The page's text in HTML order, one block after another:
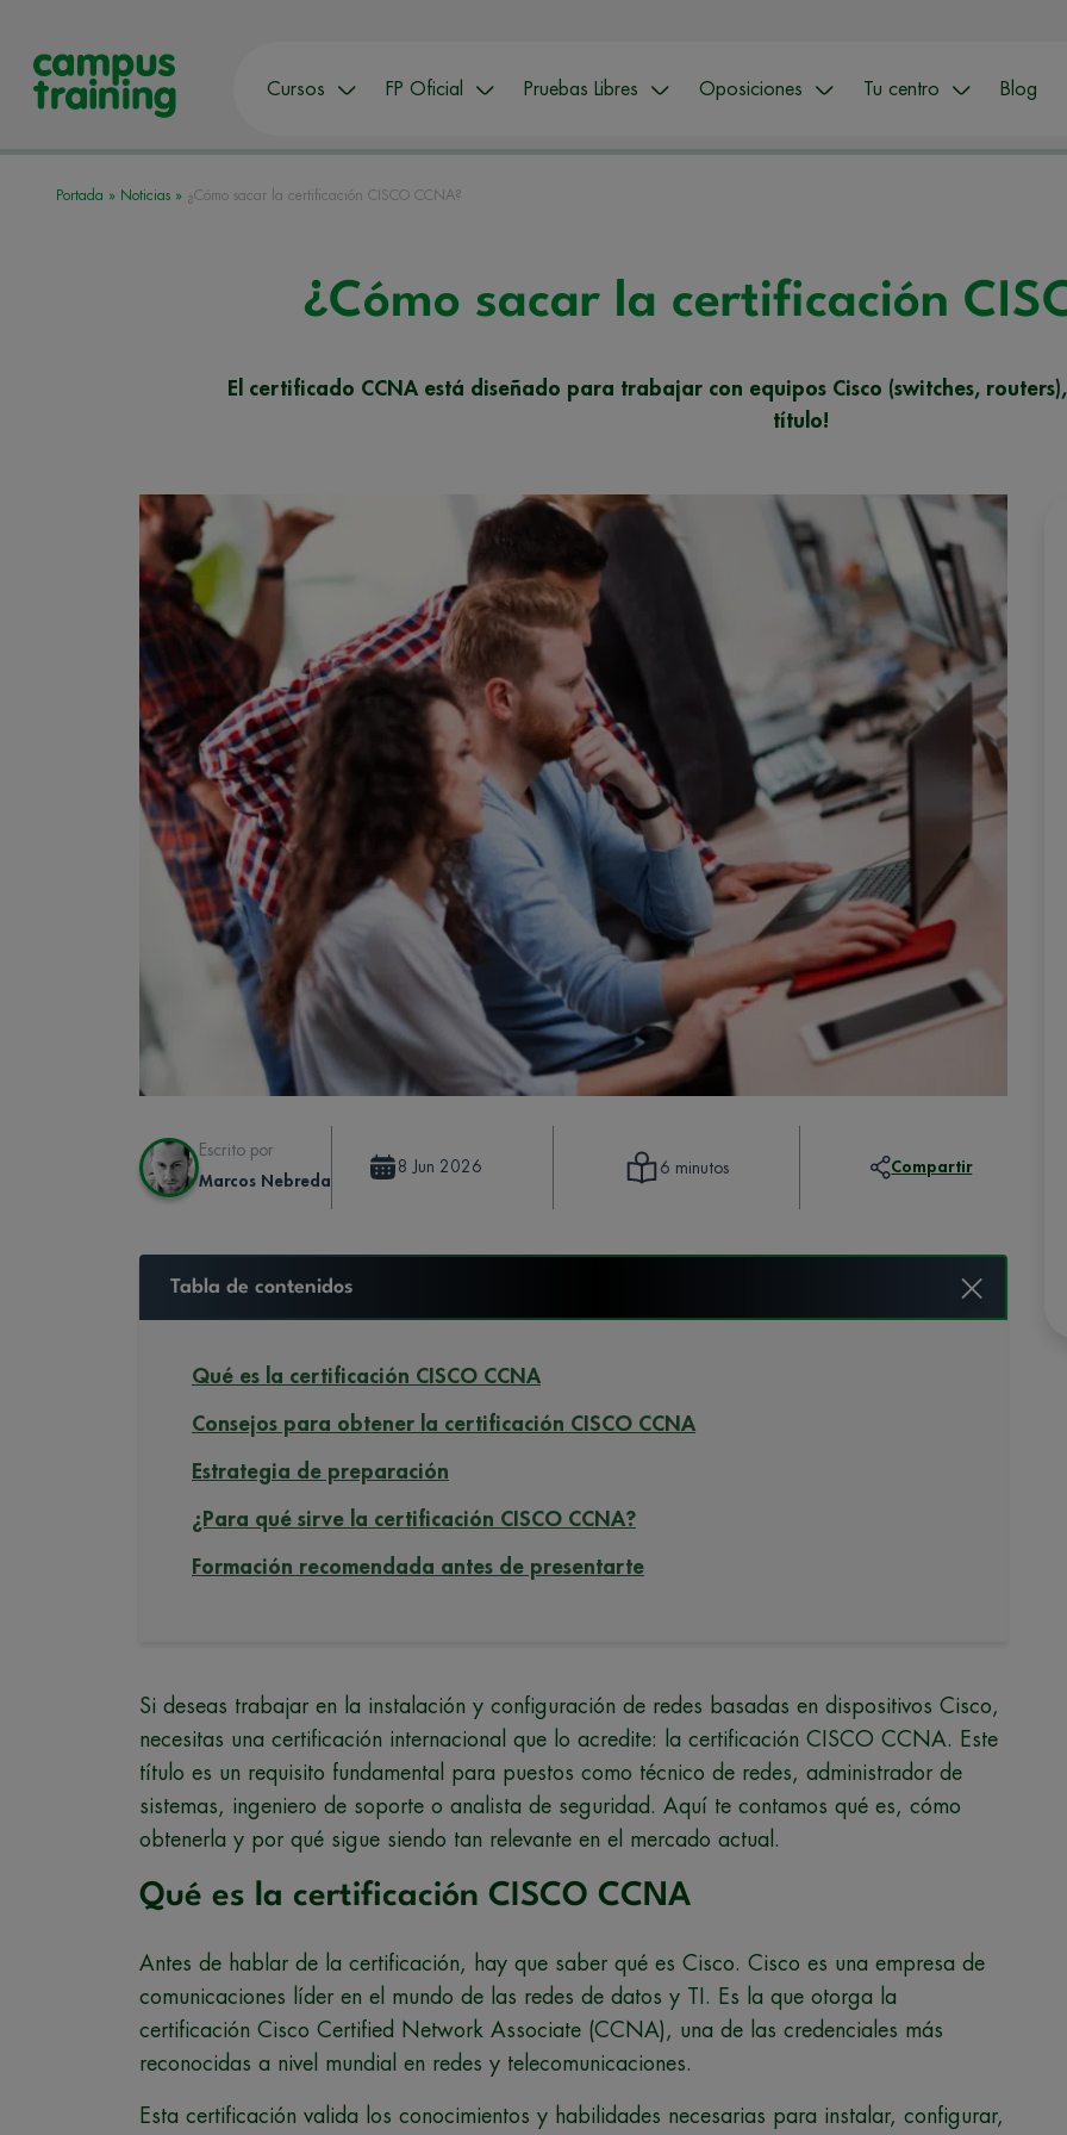
Cursos FP Oficial Pruebas Libres Oposiciones Tu centro Blog
Portada » Noticias » ¿Cómo sacar la certificación CISCO CCNA?
¿Cómo sacar la certificación
El certificado CCNA está diseñado para trabajar con equipos Cisco (switches,
título!
Escrito por
Marcos Nebreda
8 Jun 2026 6 minutos Compartir
Tabla de contenidos
Qué es la certificación CISCO CCNA
Consejos para obtener la certificación CISCO CCNA
Estrategia de preparación
¿Para qué sirve la certificación CISCO CCNA?
Formación recomendada antes de presentarte
Si deseas trabajar en la instalación y configuración de redes basadas en dispositivos Cisco,
necesitas una certificación internacional que lo acredite: la certificación CISCO CCNA. Este
título es un requisito fundamental para puestos como técnico de redes, administrador de
sistemas, ingeniero de soporte o analista de seguridad. Aquí te contamos qué es, cómo
obtenerla y por qué sigue siendo tan relevante en el mercado actual.
Qué es la certificación CISCO CCNA
Antes de hablar de la certificación, hay que saber qué es Cisco. Cisco es una empresa de
comunicaciones líder en el mundo de las redes de datos y TI. Es la que otorga la
certificación Cisco Certified Network Associate (CCNA), una de las credenciales más
reconocidas a nivel mundial en redes y telecomunicaciones.
Esta certificación valida los conocimientos y habilidades necesarias para instalar, configurar,